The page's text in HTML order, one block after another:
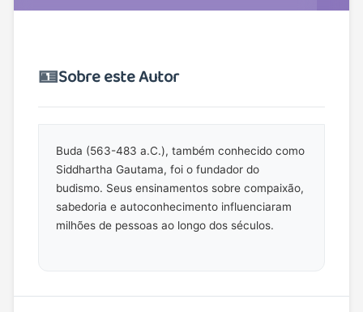
🪪Sobre este Autor
Buda (563-483 a.C.), também conhecido como
Siddhartha Gautama, foi o fundador do
budismo. Seus ensinamentos sobre compaixão,
sabedoria e autoconhecimento influenciaram
milhões de pessoas ao longo dos séculos.